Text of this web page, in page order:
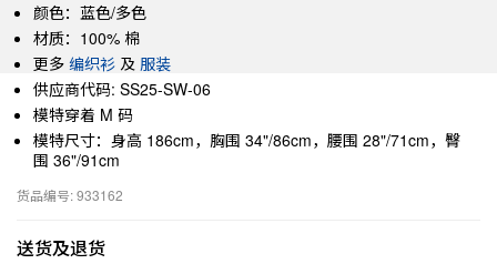
颜色：蓝色/多色
材质：100% 棉
更多 编织衫 及 服装
供应商代码: SS25-SW-06
模特穿着 M 码
模特尺寸：身高 186cm，胸围 34"/86cm，腰围 28"/71cm，臀
围 36"/91cm
货品编号: 933162
送货及退货